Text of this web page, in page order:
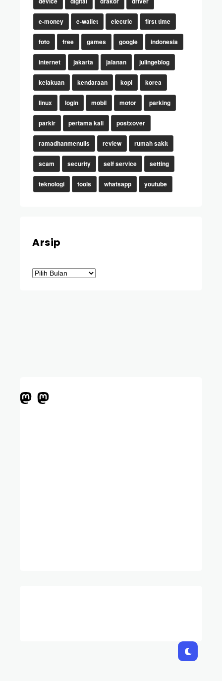
e-money e-wallet electric first time
foto free games google indonesia
internet jakarta jalanan julingeblog
kelakuan kendaraan kopi korea
linux login mobil motor parking
parkir pertama kali postxover
ramadhanmenulis review rumah sakit
scam security self service setting
teknologi tools whatsapp youtube
Arsip
Arsip